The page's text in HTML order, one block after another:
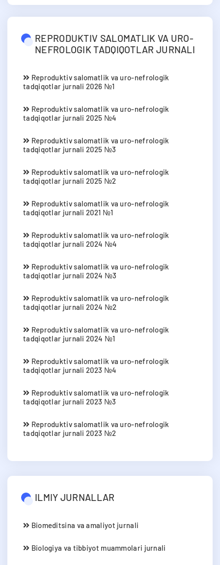
REPRODUKTIV SALOMATLIK VA URO-
NEFROLOGIK TADQIQOTLAR JURNALI
Reproduktiv salomatlik va uro-nefrologik
tadqiqotlar jurnali 2026 №1
Reproduktiv salomatlik va uro-nefrologik
tadqiqotlar jurnali 2025 №4
Reproduktiv salomatlik va uro-nefrologik
tadqiqotlar jurnali 2025 №3
Reproduktiv salomatlik va uro-nefrologik
tadqiqotlar jurnali 2025 №2
Reproduktiv salomatlik va uro-nefrologik
tadqiqotlar jurnali 2021 №1
Reproduktiv salomatlik va uro-nefrologik
tadqiqotlar jurnali 2024 №4
Reproduktiv salomatlik va uro-nefrologik
tadqiqotlar jurnali 2024 №3
Reproduktiv salomatlik va uro-nefrologik
tadqiqotlar jurnali 2024 №2
Reproduktiv salomatlik va uro-nefrologik
tadqiqotlar jurnali 2024 №1
Reproduktiv salomatlik va uro-nefrologik
tadqiqotlar jurnali 2023 №4
Reproduktiv salomatlik va uro-nefrologik
tadqiqotlar jurnali 2023 №3
Reproduktiv salomatlik va uro-nefrologik
tadqiqotlar jurnali 2023 №2
ILMIY JURNALLAR
Biomeditsina va amaliyot jurnali
Biologiya va tibbiyot muammolari jurnali